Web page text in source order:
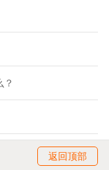
？
返回顶部